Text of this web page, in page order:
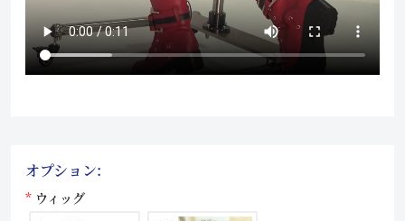
オプション:
ウィッグ